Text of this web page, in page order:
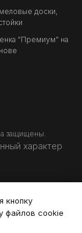
доски,
"Премиум" на
защищены.
характер
кнопку
файлов cookie